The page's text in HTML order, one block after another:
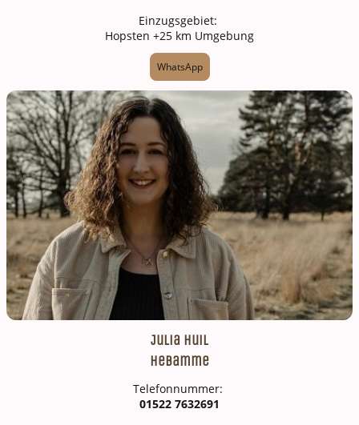
Einzugsgebiet:
Hopsten +25 km Umgebung
WhatsApp
Julia Huil
Hebamme
Telefonnummer:
01522 7632691